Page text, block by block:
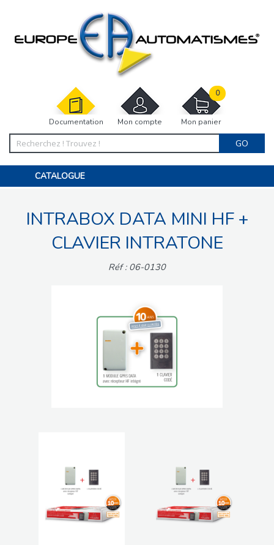
Documentation Mon compte Mon panier
0
GO
CATALOGUE
MOTORISATIONS
ACCESSOIRES ET ELECTRONIQUES
INTERPHONES VISIOPHONES
INTRABOX DATA MINI HF +
CLAVIER INTRATONE
Réf : 06-0130